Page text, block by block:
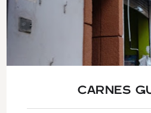
CARNES